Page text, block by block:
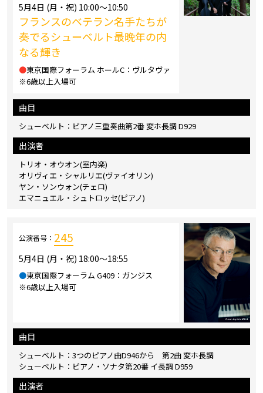
5月4日 (月・祝) 10:00～10:50
フランスのベテラン名手たちが
奏でるシューベルト最晩年の内
なる輝き
●東京国際フォーラム ホールC：ヴルタヴァ
※6歳以上入場可
曲目
シューベルト：ピアノ三重奏曲第2番 変ホ長調 D929
出演者
トリオ・オウオン(室内楽)
オリヴィエ・シャルリエ(ヴァイオリン)
ヤン・ソンウォン(チェロ)
エマニュエル・シュトロッセ(ピアノ)
公演番号： 245
5月4日 (月・祝) 18:00～18:55
●東京国際フォーラム G409：ガンジス
※6歳以上入場可
曲目
シューベルト：3つのピアノ曲D946から 第2曲 変ホ長調
シューベルト：ピアノ・ソナタ第20番 イ長調 D959
出演者